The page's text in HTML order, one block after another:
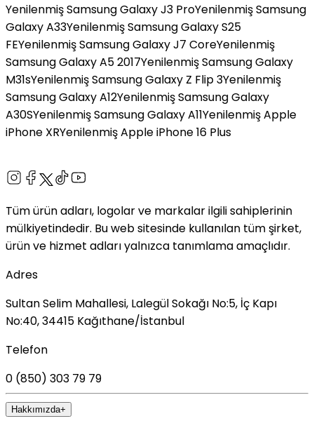
Yenilenmiş Samsung Galaxy J3 ProYenilenmiş Samsung
Galaxy A33Yenilenmiş Samsung Galaxy S25
FEYenilenmiş Samsung Galaxy J7 CoreYenilenmiş
Samsung Galaxy A5 2017Yenilenmiş Samsung Galaxy
M31sYenilenmiş Samsung Galaxy Z Flip 3Yenilenmiş
Samsung Galaxy A12Yenilenmiş Samsung Galaxy
A30SYenilenmiş Samsung Galaxy A11Yenilenmiş Apple
iPhone XRYenilenmiş Apple iPhone 16 Plus
Tüm ürün adları, logolar ve markalar ilgili sahiplerinin
mülkiyetindedir. Bu web sitesinde kullanılan tüm şirket,
ürün ve hizmet adları yalnızca tanımlama amaçlıdır.
Adres
Sultan Selim Mahallesi, Lalegül Sokağı No:5, İç Kapı
No:40, 34415 Kağıthane/İstanbul
Telefon
0 (850) 303 79 79
Hakkımızda+